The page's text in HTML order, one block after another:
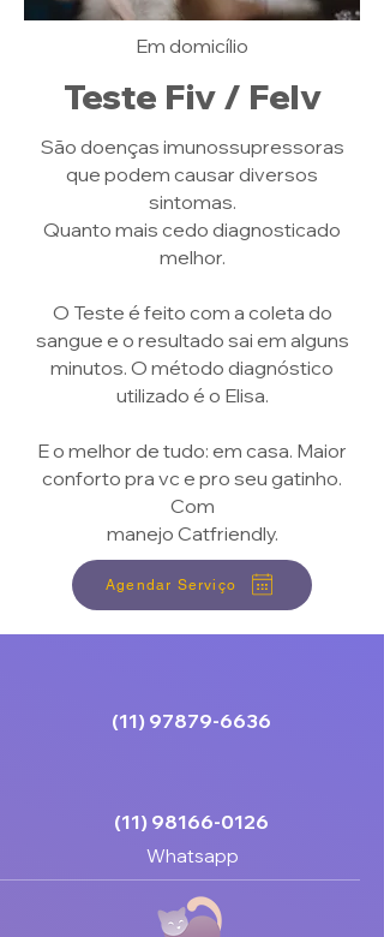
Em domicílio
Teste Fiv / Felv
São doenças imunossupressoras
que podem causar diversos
sintomas.
Quanto mais cedo diagnosticado
melhor.
O Teste é feito com a coleta do
sangue e o resultado sai em alguns
minutos. O método diagnóstico
utilizado é o Elisa.
E o melhor de tudo: em casa. Maior
conforto pra vc e pro seu gatinho.
Com
manejo Catfriendly.
Agendar Serviço
(11) 97879-6636
(11) 98166-0126
Whatsapp